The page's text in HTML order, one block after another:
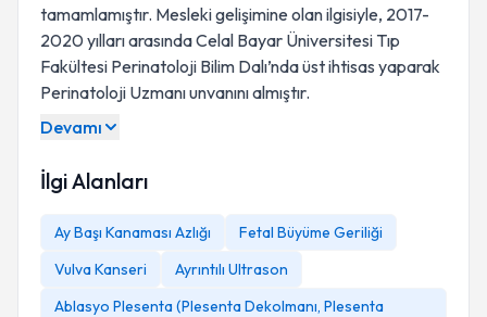
tamamlamıştır. Mesleki gelişimine olan ilgisiyle, 2017-
2020 yılları arasında Celal Bayar Üniversitesi Tıp
Fakültesi Perinatoloji Bilim Dalı’nda üst ihtisas yaparak
Perinatoloji Uzmanı unvanını almıştır.
Devamı
İlgi Alanları
Ay Başı Kanaması Azlığı
Fetal Büyüme Geriliği
Vulva Kanseri
Ayrıntılı Ultrason
Ablasyo Plesenta (Plesenta Dekolmanı, Plesenta